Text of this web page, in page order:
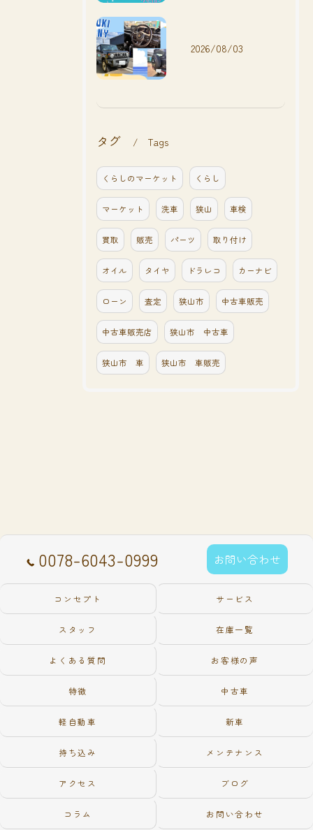
2026/08/03
タグ Tags
くらしのマーケット くらし
マーケット 洗車 狭山 車検
買取 販売 パーツ 取り付け
オイル タイヤ ドラレコ カーナビ
ローン 査定 狭山市 中古車販売
中古車販売店 狭山市 中古車
狭山市 車 狭山市 車販売
0078-6043-0999 お問い合わせ
コンセプト サービス
スタッフ 在庫一覧
よくある質問 お客様の声
特徴 中古車
軽自動車 新車
持ち込み メンテナンス
アクセス ブログ
コラム お問い合わせ